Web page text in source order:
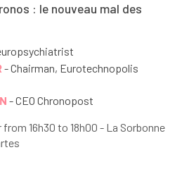
: le nouveau mal des
- Chairman, Eurotechnopolis
- CEO Chronopost
from 16h30 to 18h00 - La Sorbonne